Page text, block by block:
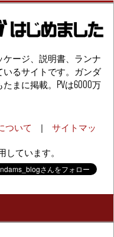
ージ、説明書、ランナ
いるサイトです。ガンダ
まに掲載。PVは6000万
ついて | サイトマッ
ています。